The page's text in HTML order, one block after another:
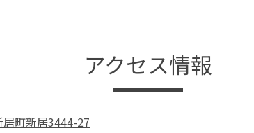
アクセス情報
町新居3444-27